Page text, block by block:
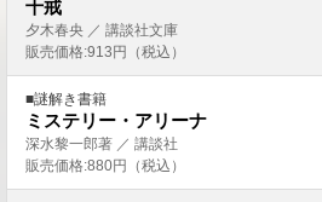
十戒
夕木春央 ／ 講談社文庫
販売価格:913円（税込）
■謎解き書籍
ミステリー・アリーナ
深水黎一郎著 ／ 講談社
販売価格:880円（税込）